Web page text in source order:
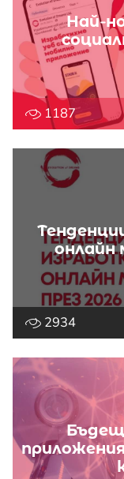
Най-
1187
онлайн
2934